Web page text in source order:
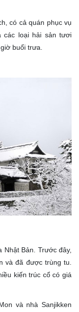
có cả quán phục vụ
các loại hải sản tươi
buổi trưa.
Nhật Bản. Trước đây,
và đã được trùng tu.
kiến trúc cổ có giá
và nhà Sanjikken